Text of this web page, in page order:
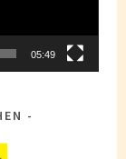
05:49